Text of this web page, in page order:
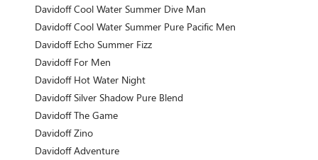
Davidoff Cool Water Summer Dive Man
Davidoff Cool Water Summer Pure Pacific Men
Davidoff Echo Summer Fizz
Davidoff For Men
Davidoff Hot Water Night
Davidoff Silver Shadow Pure Blend
Davidoff The Game
Davidoff Zino
Davidoff Adventure